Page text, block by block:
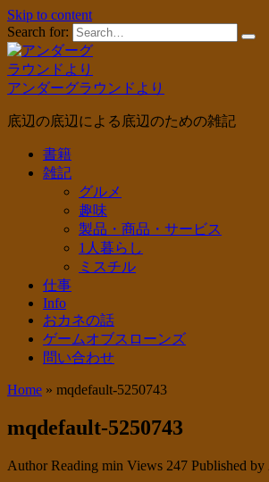
Skip to content
Search for:
アンダーグラウンドより
底辺の底辺による底辺のための雑記
書籍
雑記
グルメ
趣味
製品・商品・サービス
1人暮らし
ミスチル
仕事
Info
おカネの話
ゲームオブスローンズ
問い合わせ
Home » mqdefault-5250743
mqdefault-5250743
Author Reading min Views 247 Published by